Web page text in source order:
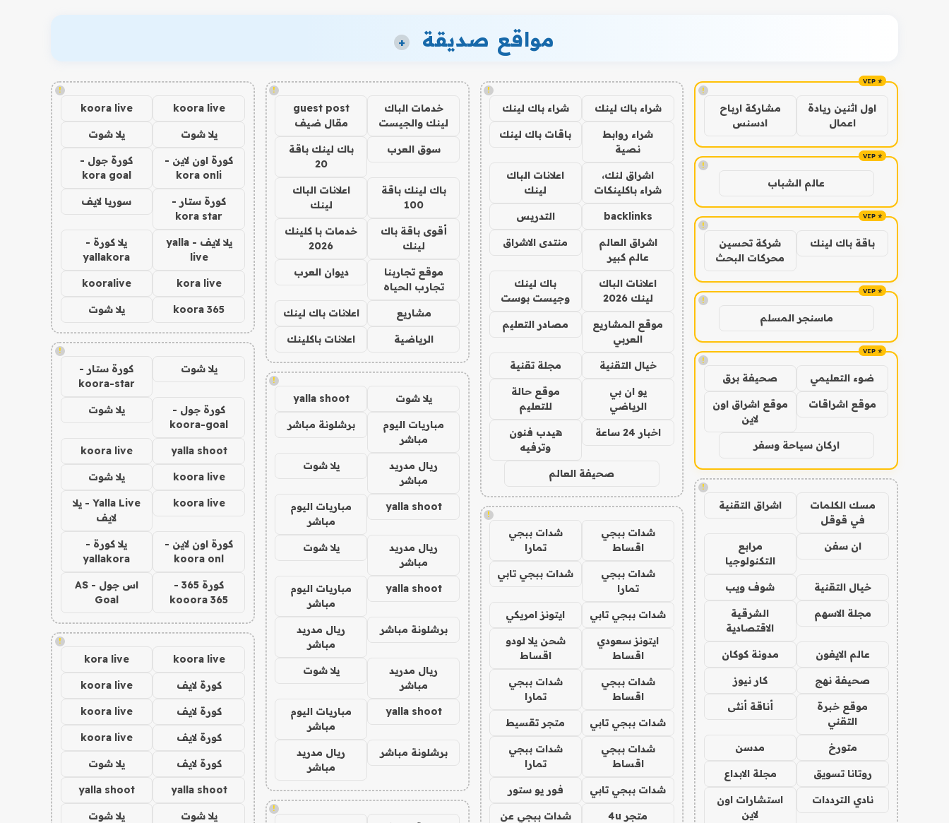
مواقع صديقة +
!
اول اثنين ريادة
اعمال
مشاركة ارباح
ادسنس
!
عالم الشباب
!
باقة باك لينك
شركة تحسين
محركات البحث
!
ماسنجر المسلم
!
ضوء التعليمي صحيفة برق
موقع اشراقات
موقع اشراق اون
لاين
اركان سياحة وسفر
!
مسك الكلمات
في قوقل
اشراق التقنية
ان سفن
مرابع
التكنولوجيا
خيال التقنية شوف ويب
مجلة الاسهم
الشرقية
الاقتصادية
عالم الايفون مدونة كوكان
صحيفة نهج كار نيوز
موقع خبرة
التقني
أناقة أنثى
متورخ مدسن
روتانا تسويق مجلة الابداع
نادي الترددات
استشارات اون
لاين
!
شراء باك لينك شراء باك لينك
شراء روابط
نصية
باقات باك لينك
اشراق لنك،
شراء باكلينكات
اعلانات الباك
لينك
backlinks التدريس
اشراق العالم
عالم كبير
منتدى الاشراق
اعلانات الباك
لينك 2026
باك لينك
وجيست بوست
موقع المشاريع
العربي
مصادر التعليم
خيال التقنية مجلة تقنية
يو ان بي
الرياضي
موقع حالة
للتعليم
اخبار 24 ساعة
هيدب فنون
وترفيه
صحيفة العالم
!
شدات ببجي
اقساط
شدات ببجي
تمارا
شدات ببجي
تمارا
شدات ببجي تابي
شدات ببجي تابي ايتونز امريكي
ايتونز سعودي
اقساط
شحن يلا لودو
اقساط
شدات ببجي
اقساط
شدات ببجي
تمارا
شدات ببجي تابي متجر تقسيط
شدات ببجي
اقساط
شدات ببجي
تمارا
شدات ببجي تابي فور يو ستور
متجر 4u شدات ببجي عن
!
خدمات الباك
لينك والجيست
guest post
مقال ضيف
سوق العرب
باك لينك باقة
20
باك لينك باقة
100
اعلانات الباك
لينك
أقوى باقة باك
لينك
خدمات با كلينك
2026
موقع تجاربنا
تجارب الحياه
ديوان العرب
مشاريع اعلانات باك لينك
الرياضية اعلانات باكلينك
!
يلا شوت yalla shoot
مباريات اليوم
مباشر
برشلونة مباشر
ريال مدريد
مباشر
يلا شوت
yalla shoot
مباريات اليوم
مباشر
ريال مدريد
مباشر
يلا شوت
yalla shoot
مباريات اليوم
مباشر
برشلونة مباشر
ريال مدريد
مباشر
ريال مدريد
مباشر
يلا شوت
yalla shoot
مباريات اليوم
مباشر
برشلونة مباشر
ريال مدريد
مباشر
!
!
koora live
koora live
يلا شوت يلا شوت
كورة اون لاين -
kora onli
كورة جول -
kora goal
كورة ستار -
kora star
سوريا لايف
يلا لايف - yalla
live
يلا كورة -
yallakora
kora live
kooralive
koora 365 يلا شوت
!
يلا شوت
كورة ستار -
koora-star
كورة جول -
koora-goal
يلا شوت
yalla shoot
koora live
koora live يلا شوت
koora live
Yalla Live - يلا
لايف
كورة اون لاين -
koora onl
يلا كورة -
yallakora
كورة 365 -
kooora 365
اس جول - AS
Goal
!
koora live
kora live
كورة لايف koora live
كورة لايف koora live
كورة لايف koora live
كورة لايف يلا شوت
yalla shoot
yalla shoot
يلا شوت يلا شوت